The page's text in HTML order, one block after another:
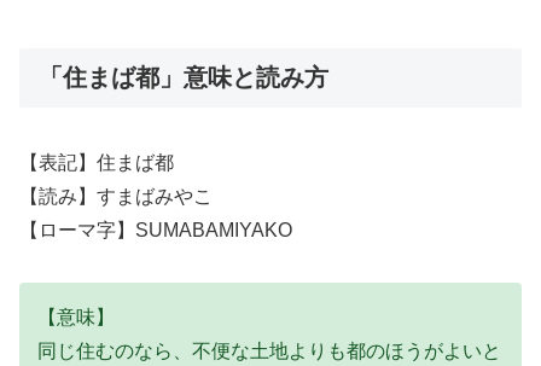
「住まば都」意味と読み方
【表記】住まば都
【読み】すまばみやこ
【ローマ字】SUMABAMIYAKO
【意味】
同じ住むのなら、不便な土地よりも都のほうがよいと